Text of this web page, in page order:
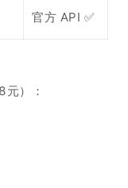
官方 API ✅
）：